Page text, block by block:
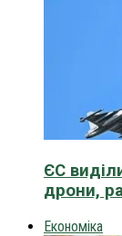
ЄС
дрони,
Економіка